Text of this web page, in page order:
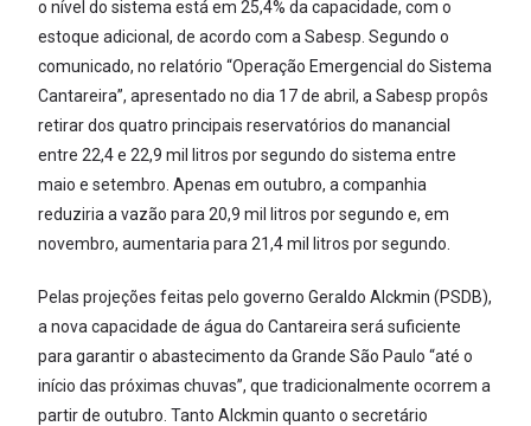
o nível do sistema está em 25,4% da capacidade, com o
estoque adicional, de acordo com a Sabesp. Segundo o
comunicado, no relatório “Operação Emergencial do Sistema
Cantareira”, apresentado no dia 17 de abril, a Sabesp propôs
retirar dos quatro principais reservatórios do manancial
entre 22,4 e 22,9 mil litros por segundo do sistema entre
maio e setembro. Apenas em outubro, a companhia
reduziria a vazão para 20,9 mil litros por segundo e, em
novembro, aumentaria para 21,4 mil litros por segundo.
Pelas projeções feitas pelo governo Geraldo Alckmin (PSDB),
a nova capacidade de água do Cantareira será suficiente
para garantir o abastecimento da Grande São Paulo “até o
início das próximas chuvas”, que tradicionalmente ocorrem a
partir de outubro. Tanto Alckmin quanto o secretário